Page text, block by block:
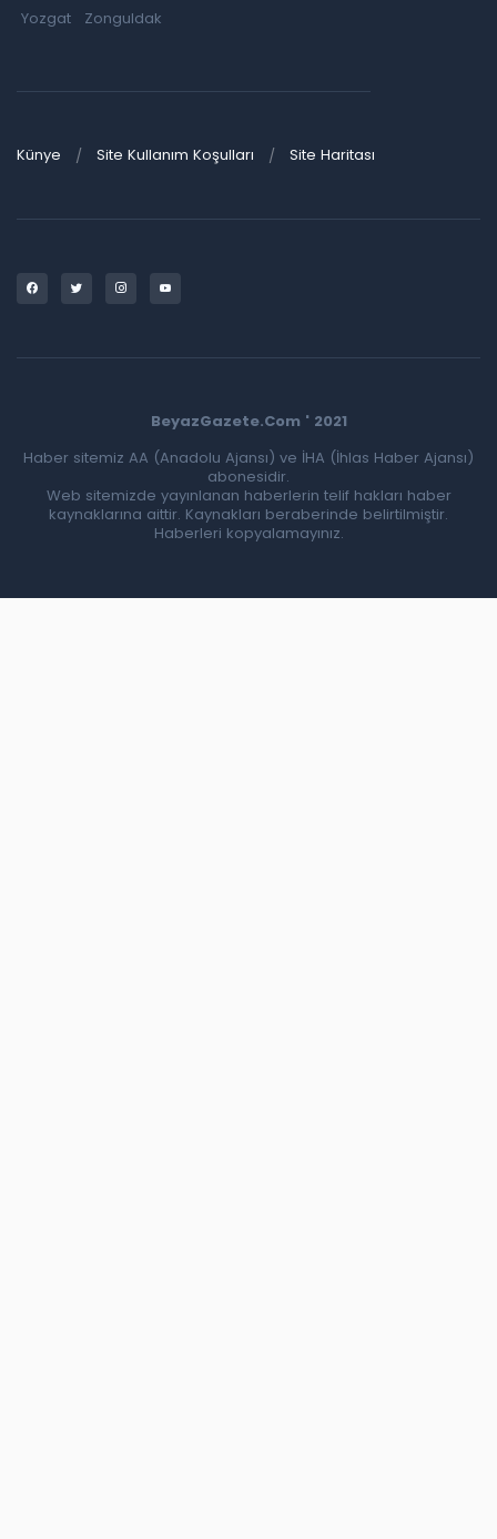
Yozgat
Zonguldak
Künye Site Kullanım Koşulları Site Haritası
BeyazGazete.Com ' 2021
Haber sitemiz AA (Anadolu Ajansı) ve İHA (İhlas Haber Ajansı)
abonesidir.
Web sitemizde yayınlanan haberlerin telif hakları haber
kaynaklarına aittir. Kaynakları beraberinde belirtilmiştir.
Haberleri kopyalamayınız.